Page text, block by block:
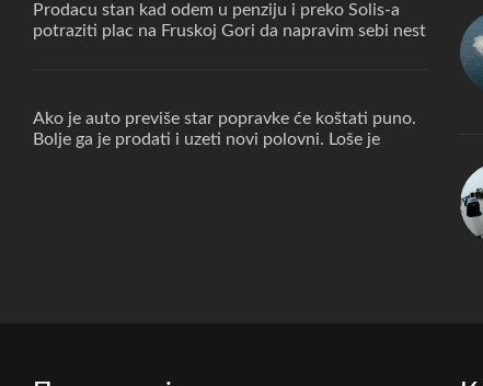
Prodacu stan kad odem u penziju i preko Solis-a
potraziti plac na Fruskoj Gori da napravim sebi nest
Ako je auto previše star popravke će koštati puno.
Bolje ga je prodati i uzeti novi polovni. Loše je